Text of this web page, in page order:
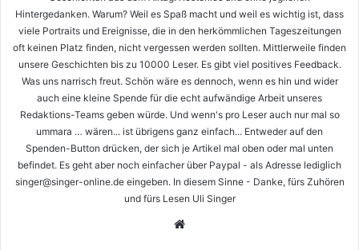
Hintergedanken. Warum? Weil es Spaß macht und weil es wichtig ist, dass
viele Portraits und Ereignisse, die in den herkömmlichen Tageszeitungen
oft keinen Platz finden, nicht vergessen werden sollten. Mittlerweile finden
unsere Geschichten bis zu 10000 Leser. Es gibt viel positives Feedback.
Was uns narrisch freut. Schön wäre es dennoch, wenn es hin und wider
auch eine kleine Spende für die echt aufwändige Arbeit unseres
Redaktions-Teams geben würde. Und wenn's pro Leser auch nur mal so
ummara … wären... ist übrigens ganz einfach... Entweder auf den
Spenden-Button drücken, der sich je Artikel mal oben oder mal unten
befindet. Es geht aber noch einfacher über Paypal - als Adresse lediglich
singer@singer-online.de eingeben. In diesem Sinne - Danke, fürs Zuhören
und fürs Lesen Uli Singer